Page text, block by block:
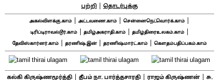
பற்றி
தொடர்புக்கு
அகல்விளக்கு.காம் அட்டவணை.காம் சென்னைநெட்வொர்க்.காம்
டிரிப்டிராவல்டூர்.காம்| தமிழ்அகராதி.காம்| தமிழ்திரைஉலகம்.காம்|
தேவிஸ்கார்னர்.காம் தரணிஷ்.இன்| தரணிஷ்மார்ட்.காம் கௌதம்பதிப்பகம்.காம்
கல்கி கிருஷ்ணமூர்த்தி| தீபம் நா. பார்த்தசாரதி| ராஜம் கிருஷ்ணன்|
சு.